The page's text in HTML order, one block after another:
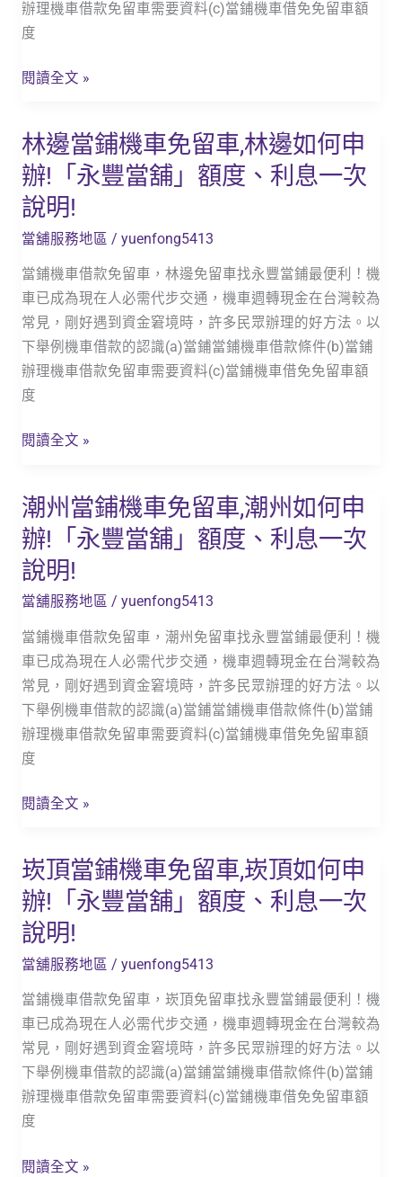
說
辦理機車借款免留車需要資料(c)當鋪機車借免免留車額
度
冬
如
何
「永
豐
當
舖」
額
度、
利
息
次
說
閱讀全文 »
林邊當鋪機車免留車,林邊如何申
辦!「永豐當舖」額度、利息一次
說明!
當舖服務地區 / yuenfong5413
當鋪機車借款免留車，林邊免留車找永豐當鋪最便利！機
車已成為現在人必需代步交通，機車週轉現金在台灣較為
常見，剛好遇到資金窘境時，許多民眾辦理的好方法。以
下舉例機車借款的認識(a)當鋪當鋪機車借款條件(b)當鋪
辦理機車借款免留車需要資料(c)當鋪機車借免免留車額
度
林
邊
當
鋪
機
免
留
車,
林
邊
如
何
「永
豐
當
舖」
額
度、
利
息
次
說
閱讀全文 »
潮州當鋪機車免留車,潮州如何申
辦!「永豐當舖」額度、利息一次
說明!
當舖服務地區 / yuenfong5413
當鋪機車借款免留車，潮州免留車找永豐當鋪最便利！機
車已成為現在人必需代步交通，機車週轉現金在台灣較為
常見，剛好遇到資金窘境時，許多民眾辦理的好方法。以
下舉例機車借款的認識(a)當鋪當鋪機車借款條件(b)當鋪
辦理機車借款免留車需要資料(c)當鋪機車借免免留車額
度
潮
州
當
鋪
機
免
留
車,
潮
州
如
何
「永
豐
當
舖」
額
度、
利
息
次
說
閱讀全文 »
崁頂當鋪機車免留車,崁頂如何申
辦!「永豐當舖」額度、利息一次
說明!
當舖服務地區 / yuenfong5413
當鋪機車借款免留車，崁頂免留車找永豐當鋪最便利！機
車已成為現在人必需代步交通，機車週轉現金在台灣較為
常見，剛好遇到資金窘境時，許多民眾辦理的好方法。以
下舉例機車借款的認識(a)當鋪當鋪機車借款條件(b)當鋪
辦理機車借款免留車需要資料(c)當鋪機車借免免留車額
度
崁
頂
當
鋪
機
何
閱讀全文 »